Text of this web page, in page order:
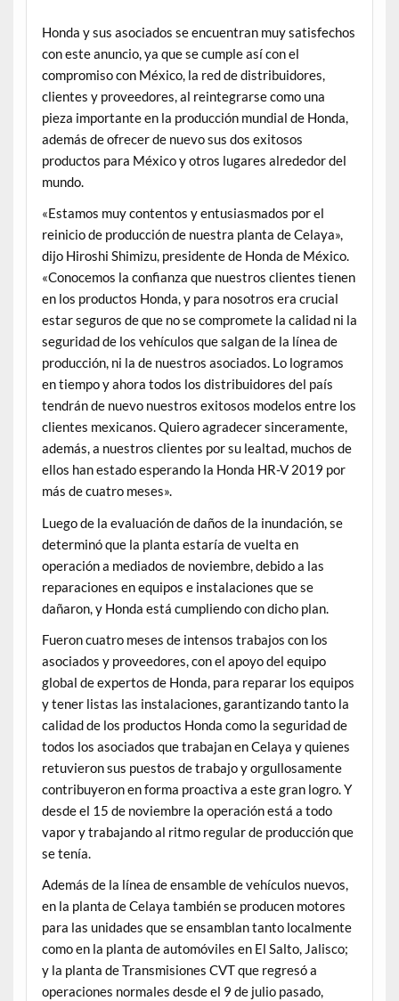
Honda y sus asociados se encuentran muy satisfechos
con este anuncio, ya que se cumple así con el
compromiso con México, la red de distribuidores,
clientes y proveedores, al reintegrarse como una
pieza importante en la producción mundial de Honda,
además de ofrecer de nuevo sus dos exitosos
productos para México y otros lugares alrededor del
mundo.
«Estamos muy contentos y entusiasmados por el
reinicio de producción de nuestra planta de Celaya»,
dijo Hiroshi Shimizu, presidente de Honda de México.
«Conocemos la confianza que nuestros clientes tienen
en los productos Honda, y para nosotros era crucial
estar seguros de que no se compromete la calidad ni la
seguridad de los vehículos que salgan de la línea de
producción, ni la de nuestros asociados. Lo logramos
en tiempo y ahora todos los distribuidores del país
tendrán de nuevo nuestros exitosos modelos entre los
clientes mexicanos. Quiero agradecer sinceramente,
además, a nuestros clientes por su lealtad, muchos de
ellos han estado esperando la Honda HR-V 2019 por
más de cuatro meses».
Luego de la evaluación de daños de la inundación, se
determinó que la planta estaría de vuelta en
operación a mediados de noviembre, debido a las
reparaciones en equipos e instalaciones que se
dañaron, y Honda está cumpliendo con dicho plan.
Fueron cuatro meses de intensos trabajos con los
asociados y proveedores, con el apoyo del equipo
global de expertos de Honda, para reparar los equipos
y tener listas las instalaciones, garantizando tanto la
calidad de los productos Honda como la seguridad de
todos los asociados que trabajan en Celaya y quienes
retuvieron sus puestos de trabajo y orgullosamente
contribuyeron en forma proactiva a este gran logro. Y
desde el 15 de noviembre la operación está a todo
vapor y trabajando al ritmo regular de producción que
se tenía.
Además de la línea de ensamble de vehículos nuevos,
en la planta de Celaya también se producen motores
para las unidades que se ensamblan tanto localmente
como en la planta de automóviles en El Salto, Jalisco;
y la planta de Transmisiones CVT que regresó a
operaciones normales desde el 9 de julio pasado,